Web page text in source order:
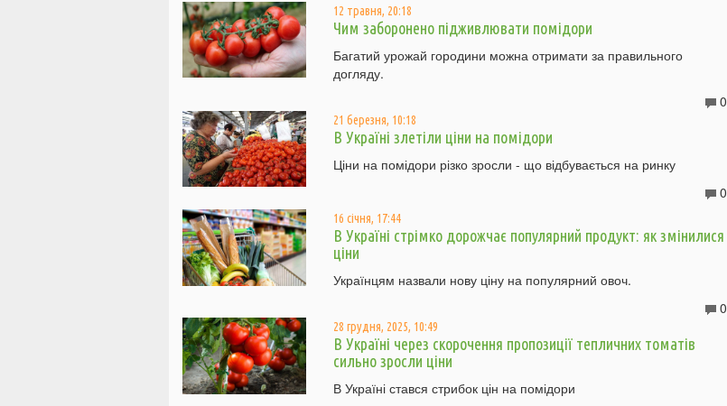
12 травня, 20:18
Чим заборонено підживлювати помідори
Багатий урожай городини можна отримати за правильного
догляду.
0
21 березня, 10:18
В Україні злетіли ціни на помідори
Ціни на помідори різко зросли - що відбувається на ринку
0
16 січня, 17:44
В Україні стрімко дорожчає популярний продукт: як змінилися
ціни
Українцям назвали нову ціну на популярний овоч.
0
28 грудня, 2025, 10:49
В Україні через скорочення пропозиції тепличних томатів
сильно зросли ціни
В Україні стався стрибок цін на помідори